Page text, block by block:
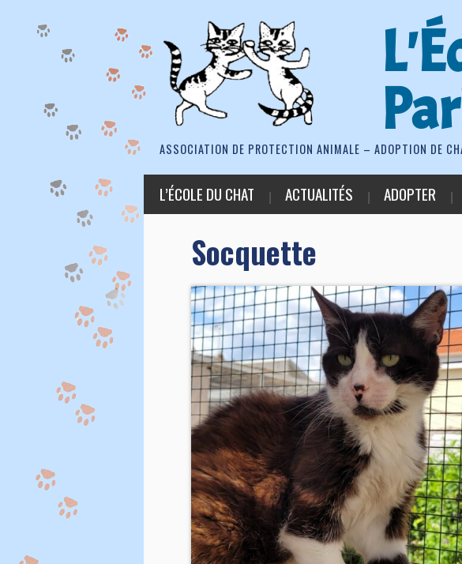
ASSOCIATION DE PROTECTION ANIMALE – ADOPTION DE
L’ÉCOLE DU CHAT ACTUALITÉS ADOPTER
Socquette